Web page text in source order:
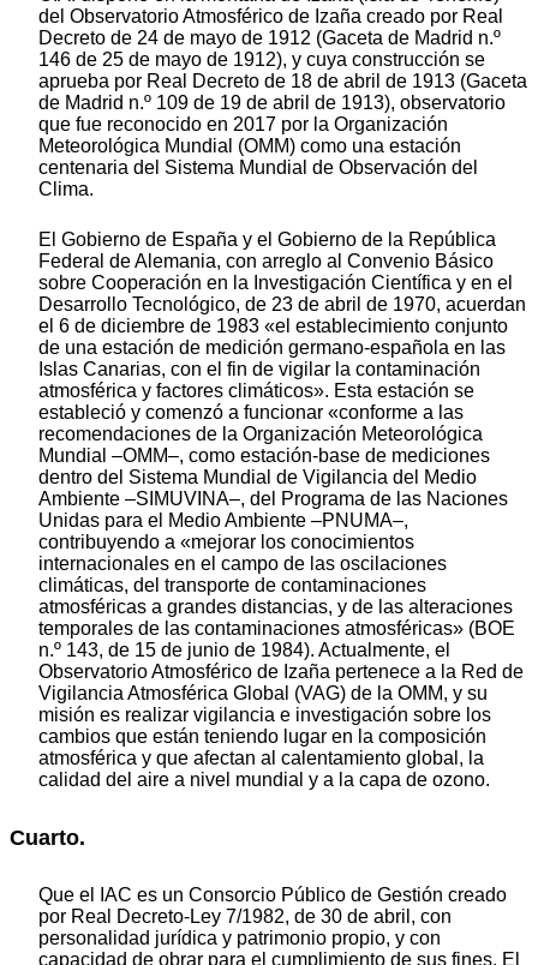
del Observatorio Atmosférico de Izaña creado por Real
Decreto de 24 de mayo de 1912 (Gaceta de Madrid n.º
146 de 25 de mayo de 1912), y cuya construcción se
aprueba por Real Decreto de 18 de abril de 1913 (Gaceta
de Madrid n.º 109 de 19 de abril de 1913), observatorio
que fue reconocido en 2017 por la Organización
Meteorológica Mundial (OMM) como una estación
centenaria del Sistema Mundial de Observación del
Clima.
El Gobierno de España y el Gobierno de la República
Federal de Alemania, con arreglo al Convenio Básico
sobre Cooperación en la Investigación Científica y en el
Desarrollo Tecnológico, de 23 de abril de 1970, acuerdan
el 6 de diciembre de 1983 «el establecimiento conjunto
de una estación de medición germano-española en las
Islas Canarias, con el fin de vigilar la contaminación
atmosférica y factores climáticos». Esta estación se
estableció y comenzó a funcionar «conforme a las
recomendaciones de la Organización Meteorológica
Mundial –OMM–, como estación-base de mediciones
dentro del Sistema Mundial de Vigilancia del Medio
Ambiente –SIMUVINA–, del Programa de las Naciones
Unidas para el Medio Ambiente –PNUMA–,
contribuyendo a «mejorar los conocimientos
internacionales en el campo de las oscilaciones
climáticas, del transporte de contaminaciones
atmosféricas a grandes distancias, y de las alteraciones
temporales de las contaminaciones atmosféricas» (BOE
n.º 143, de 15 de junio de 1984). Actualmente, el
Observatorio Atmosférico de Izaña pertenece a la Red de
Vigilancia Atmosférica Global (VAG) de la OMM, y su
misión es realizar vigilancia e investigación sobre los
cambios que están teniendo lugar en la composición
atmosférica y que afectan al calentamiento global, la
calidad del aire a nivel mundial y a la capa de ozono.
Cuarto.
Que el IAC es un Consorcio Público de Gestión creado
por Real Decreto-Ley 7/1982, de 30 de abril, con
personalidad jurídica y patrimonio propio, y con
capacidad de obrar para el cumplimiento de sus fines. El